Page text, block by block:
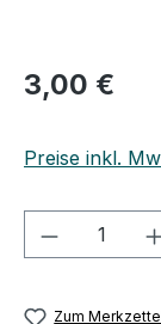
Regulärer Preis:
3,00 €
Preise inkl.
Produkt
Zum